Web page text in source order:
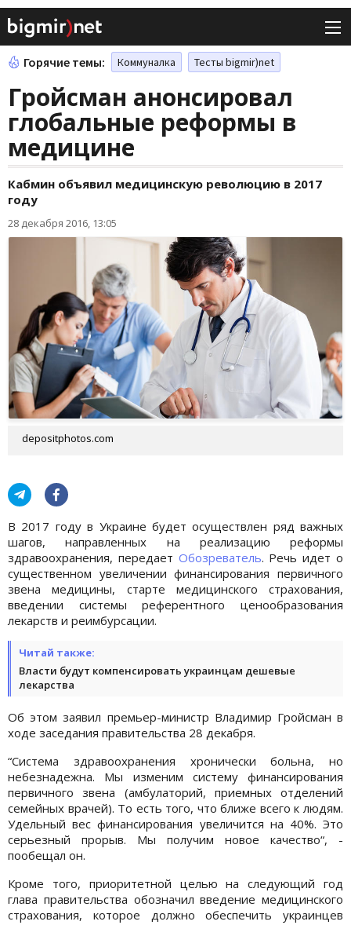
Горячие темы: Коммуналка Тесты bigmir)net
Гройсман анонсировал
глобальные реформы в
медицине
Кабмин объявил медицинскую революцию в 2017
году
28 декабря 2016, 13:05
depositphotos.com
В 2017 году в Украине будет осуществлен ряд важных
шагов, направленных на реализацию реформы
здравоохранения, передает Обозреватель. Речь идет о
существенном увеличении финансирования первичного
звена медицины, старте медицинского страхования,
введении системы референтного ценообразования
лекарств и реимбурсации.
Читай также:
Власти будут компенсировать украинцам дешевые
лекарства
Об этом заявил премьер-министр Владимир Гройсман в
ходе заседания правительства 28 декабря.
“Система здравоохранения хронически больна, но
небезнадежна. Мы изменим систему финансирования
первичного звена (амбулаторий, приемных отделений
семейных врачей). То есть того, что ближе всего к людям.
Удельный вес финансирования увеличится на 40%. Это
серьезный прорыв. Мы получим новое качество“, -
пообещал он.
Кроме того, приоритетной целью на следующий год
глава правительства обозначил введение медицинского
страхования, которое должно обеспечить украинцев